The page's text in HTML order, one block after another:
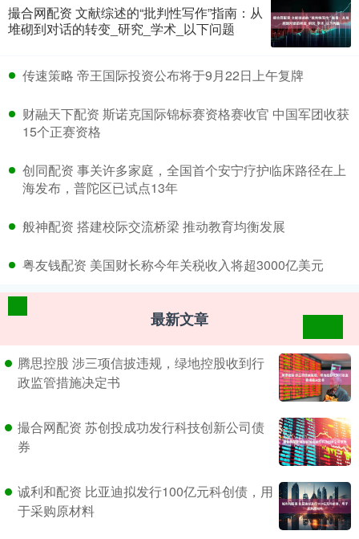
撮合网配资 文献综述的“批判性写作”指南：从
堆砌到对话的转变_研究_学术_以下问题
​传速策略 帝王国际投资公布将于9月22日上午复牌
​财融天下配资 斯诺克国际锦标赛资格赛收官 中国军团收获
15个正赛资格
​创同配资 事关许多家庭，全国首个安宁疗护临床路径在上
海发布，普陀区已试点13年
​般神配资 搭建校际交流桥梁 推动教育均衡发展
​粤友钱配资 美国财长称今年关税收入将超3000亿美元
最新文章
腾思控股 涉三项信披违规，绿地控股收到行
政监管措施决定书
撮合网配资 苏创投成功发行科技创新公司债
券
诚利和配资 比亚迪拟发行100亿元科创债，用
于采购原材料